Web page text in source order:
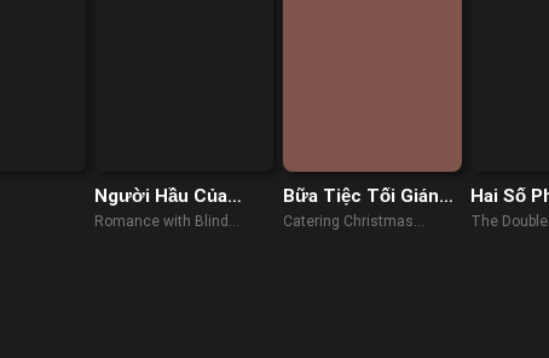
Người Hầu Của
Thiếu Gia Mù
Romance with Blind
Bữa Tiệc Tối Giáng
Sinh
Catering Christmas
Hai Số
The